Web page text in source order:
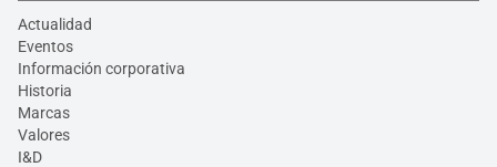
Actualidad
Eventos
Información corporativa
Historia
Marcas
Valores
I&D